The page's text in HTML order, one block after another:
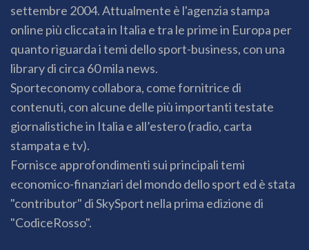
settembre 2004. Attualmente è l'agenzia stampa
online più cliccata in Italia e tra le prime in Europa per
quanto riguarda i temi dello sport-business, con una
library di circa 60 mila news.
Sporteconomy collabora, come fornitrice di
contenuti, con alcune delle più importanti testate
giornalistiche in Italia e all’estero (radio, carta
stampata e tv).
Fornisce approfondimenti sui principali temi
economico-finanziari del mondo dello sport ed è stata
"contributor" di SkySport nella prima edizione di
"CodiceRosso".